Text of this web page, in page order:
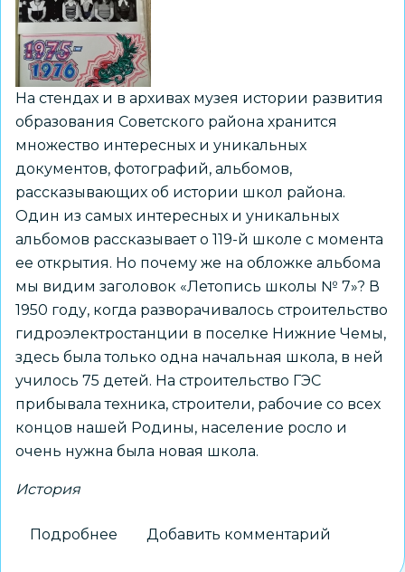
На стендах и в архивах музея истории развития
образования Советского района хранится
множество интересных и уникальных
документов, фотографий, альбомов,
рассказывающих об истории школ района.
Один из самых интересных и уникальных
альбомов рассказывает о 119-й школе с момента
ее открытия. Но почему же на обложке альбома
мы видим заголовок «Летопись школы № 7»? В
1950 году, когда разворачивалось строительство
гидроэлектростанции в поселке Нижние Чемы,
здесь была только одна начальная школа, в ней
училось 75 детей. На строительство ГЭС
прибывала техника, строители, рабочие со всех
концов нашей Родины, население росло и
очень нужна была новая школа.
История
Подробнее Добавить комментарий